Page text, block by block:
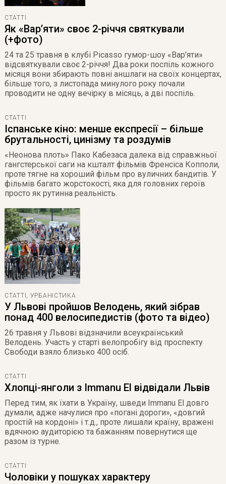
СТАТТІ
Як «Вар’яти» своє 2-річчя святкували
(+фото)
24 та 25 травня в клубі Picasso гумор-шоу «Вар’яти»
відсвяткували своє 2-річчя! Два роки поспіль кожного
місяця вони збирають повні аншлаги на своїх концертах,
більше того, з листопада минулого року почали
проводити не одну вечірку в місяць, а дві поспіль.
СТАТТІ
Іспанське кіно: менше експресії – більше
брутальності, цинізму та роздумів
«Неонова плоть» Пако Кабезаса далека від справжньої
гангстерської саги на кшталт фільмів Френсіса Копполи,
проте тягне на хороший фільм про вуличних бандитів. У
фільмів багато жорстокості, яка для головних героїв
просто як рутинна реальність.
СТАТТІ , УРБАНІСТИКА
У Львові пройшов Велодень, який зібрав
понад 400 велосипедистів (фото та відео)
26 травня у Львові відзначили всеукраїнський
Велодень. Участь у старті велопробігу від проспекту
Свободи взяло близько 400 осіб.
СТАТТІ
Хлопці-янголи з Immanu El відвідали Львів
Перед тим, як їхати в Україну, шведи Immanu El довго
думали, адже начулися про «погані дороги», «довгий
простій на кордоні» і т.д., проте лишали країну, вражені
вдячною аудиторією та бажанням повернутися ще
разом із турне.
СТАТТІ
Чоловіки у пошуках характеру